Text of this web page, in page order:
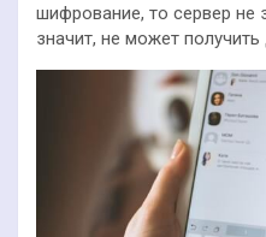
шифрование, то сервер не
значит, не может